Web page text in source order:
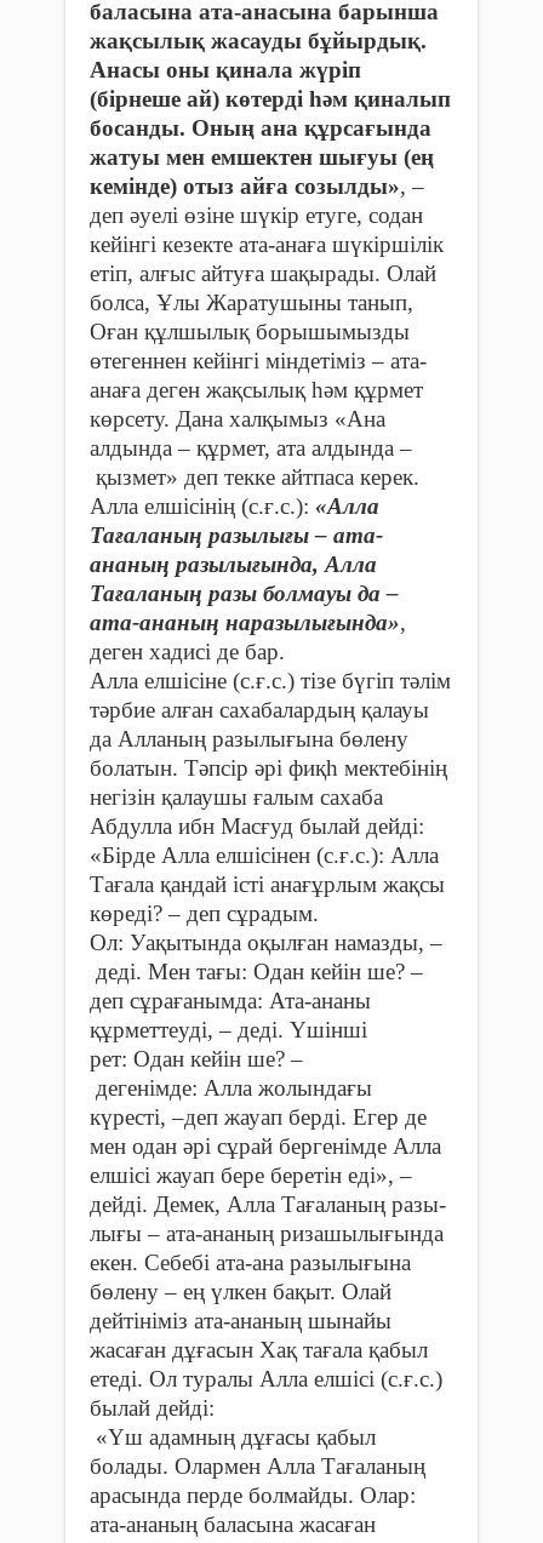
баласына ата-анасына барынша
жақсылық жасауды бұйырдық.
Анасы оны қинала жүріп
(бірнеше ай) көтерді һәм қиналып
босанды. Оның ана құрсағында
жатуы мен емшектен шығуы (ең
кемінде) отыз айға созылды», –
деп әуелі өзіне шүкір етуге, содан
кейінгі кезекте ата-анаға шүкіршілік
етіп, алғыс айтуға шақырады. Олай
болса, Ұлы Жаратушыны танып,
Оған құлшылық борышымызды
өтегеннен кейінгі міндетіміз – ата-
анаға деген жақсылық һәм құрмет
көрсету. Дана халқымыз «Ана
алдында – құрмет, ата алдында –
қызмет» деп текке айтпаса керек.
Алла елшісінің (с.ғ.с.): «Алла
Тағаланың разылығы – ата-
ананың разылығында, Алла
Тағаланың разы болмауы да –
ата-ананың наразылығында»,
деген хадисі де бар.
Алла елшісіне (с.ғ.с.) тізе бүгіп тәлім
тәрбие алған сахабалардың қалауы
да Алланың разылығына бөлену
болатын. Тәпсір әрі фиқһ мектебінің
негізін қалаушы ғалым сахаба
Абдулла ибн Масғуд былай дейді:
«Бірде Алла елшісінен (с.ғ.с.): Алла
Тағала қандай істі анағұрлым жақсы
көреді? – деп сұрадым.
Ол: Уақытында оқылған намазды, –
деді. Мен тағы: Одан кейін ше? –
деп сұрағанымда: Ата-ананы
құрметтеуді, – деді. Үшінші
рет: Одан кейін ше? –
дегенімде: Алла жолындағы
күресті, –деп жауап берді. Егер де
мен одан әрі сұрай бергенімде Алла
елшісі жауап бере беретін еді», –
дейді. Демек, Алла Тағаланың разы­
лығы – ата-ананың ризашы­лы­ғында
екен. Себебі ата-ана разылығына
бөлену – ең үлкен бақыт. Олай
дейтініміз ата-ананың шынайы
жасаған дұғасын Хақ тағала қабыл
етеді. Ол туралы Алла елшісі (с.ғ.с.)
былай дейді:
«Үш адамның дұғасы қабыл
болады. Олармен Алла Тағаланың
арасында перде болмайды. Олар:
ата-ананың баласына жасаған